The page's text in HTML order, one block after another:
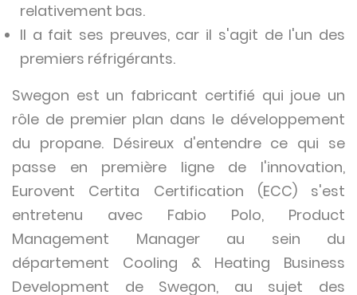
relativement bas.
Il a fait ses preuves, car il s'agit de l'un des
premiers réfrigérants.
Swegon est un fabricant certifié qui joue un
rôle de premier plan dans le développement
du propane. Désireux d'entendre ce qui se
passe en première ligne de l'innovation,
Eurovent Certita Certification (ECC) s'est
entretenu avec Fabio Polo, Product
Management Manager au sein du
département Cooling & Heating Business
Development de Swegon, au sujet des